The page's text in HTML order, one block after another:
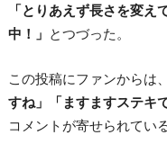
「とりあえず長さを変え
中！」 とつづった。
この投稿にファンからは、
すね」「ますますステキ
コメントが寄せられている